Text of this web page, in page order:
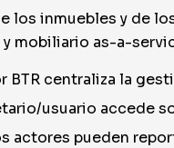
los inmuebles y de
mobiliario as-a-
BTR centraliza la
usuario accede
actores pueden